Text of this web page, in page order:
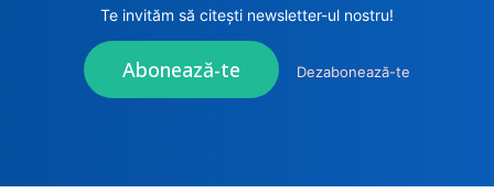
Te invităm să citești newsletter-ul nostru!
Abonează-te Dezabonează-te